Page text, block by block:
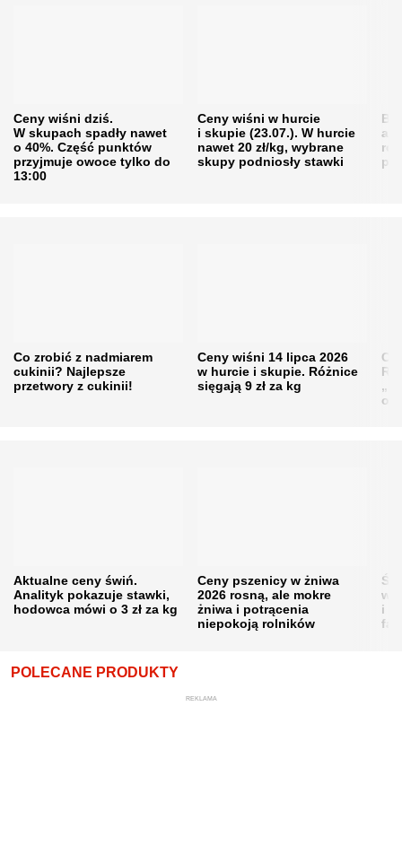
Ceny wiśni dziś.
W skupach spadły nawet
o 40%. Część punktów
przyjmuje owoce tylko do
13:00
Ceny wiśni w hurcie
i skupie (23.07.). W hurcie
nawet 20 zł/kg, wybrane
skupy podniosły stawki
Co zrobić z nadmiarem
cukinii? Najlepsze
przetwory z cukinii!
Ceny wiśni 14 lipca 2026
w hurcie i skupie. Różnice
sięgają 9 zł za kg
Aktualne ceny świń.
Analityk pokazuje stawki,
hodowca mówi o 3 zł za kg
Ceny pszenicy w żniwa
2026 rosną, ale mokre
żniwa i potrącenia
niepokoją rolników
i
POLECANE PRODUKTY
REKLAMA